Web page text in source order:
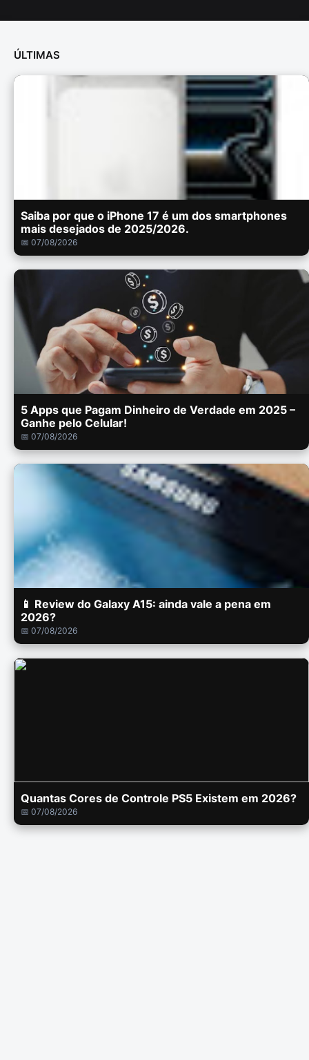
ÚLTIMAS
Saiba por que o iPhone 17 é um dos smartphones
mais desejados de 2025/2026.
📅 07/08/2026
5 Apps que Pagam Dinheiro de Verdade em 2025 –
Ganhe pelo Celular!
📅 07/08/2026
📱 Review do Galaxy A15: ainda vale a pena em
2026?
📅 07/08/2026
Quantas Cores de Controle PS5 Existem em 2026?
📅 07/08/2026